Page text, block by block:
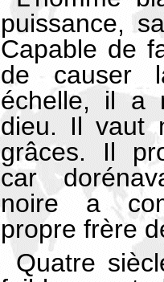
puissance,
Capable de
de causer
échelle, il a
dieu. Il vaut
grâces. Il
car
noire a
propre frère
Quatre